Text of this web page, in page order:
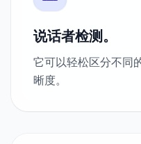
说话者检测。
它可以轻松区分不同
晰度。